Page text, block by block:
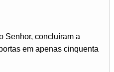
Senhor, concluíram a
em apenas cinquenta